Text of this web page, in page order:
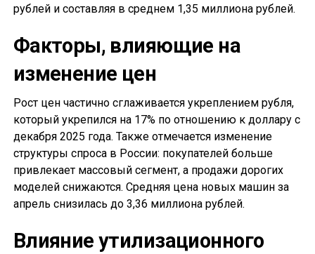
рублей и составляя в среднем 1,35 миллиона рублей.
Факторы, влияющие на
изменение цен
Рост цен частично сглаживается укреплением рубля,
который укрепился на 17% по отношению к доллару с
декабря 2025 года. Также отмечается изменение
структуры спроса в России: покупателей больше
привлекает массовый сегмент, а продажи дорогих
моделей снижаются. Средняя цена новых машин за
апрель снизилась до 3,36 миллиона рублей.
Влияние утилизационного